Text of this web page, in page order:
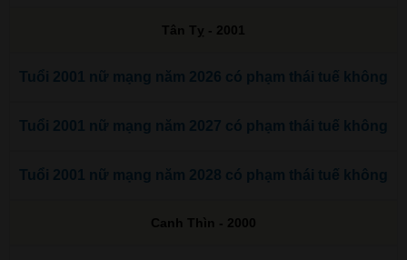
Tân Tỵ - 2001
Tuổi 2001 nữ mạng năm 2026 có phạm thái tuế không
Tuổi 2001 nữ mạng năm 2027 có phạm thái tuế không
Tuổi 2001 nữ mạng năm 2028 có phạm thái tuế không
Canh Thìn - 2000